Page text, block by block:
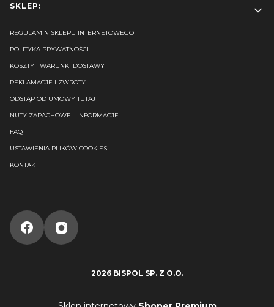
SKLEP:
REGULAMIN SKLEPU INTERNETOWEGO
POLITYKA PRYWATNOŚCI
KOSZTY I WARUNKI DOSTAWY
REKLAMACJE I ZWROTY
ODSTĄP OD UMOWY TUTAJ
NUTY ZAPACHOWE - INFORMACJE
FAQ
USTAWIENIA PLIKÓW COOKIES
KONTAKT
2026 BISPOL SP. Z O.O.